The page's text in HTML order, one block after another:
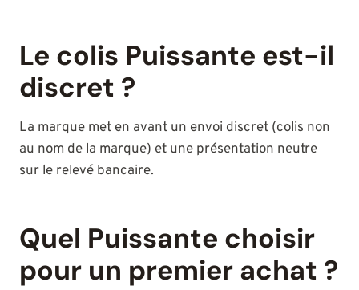
Le colis Puissante est-il
discret ?
La marque met en avant un envoi discret (colis non
au nom de la marque) et une présentation neutre
sur le relevé bancaire.
Quel Puissante choisir
pour un premier achat ?